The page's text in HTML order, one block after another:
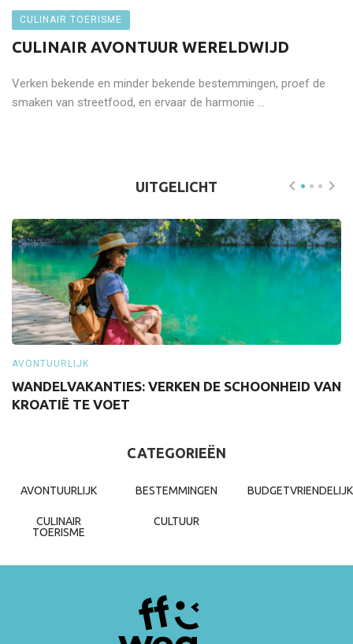
CULINAIR TOERISME
CULINAIR AVONTUUR WERELDWIJD
Verken bekende en minder bekende bestemmingen, proef de
smaken van streetfood, en ervaar de harmonie ...
UITGELICHT
AVONTUURLIJK
WANDELVAKANTIES: VERKEN DE SCHOONHEID VAN
KROATIË TE VOET
CATEGORIEËN
AVONTUURLIJK BESTEMMINGEN BUDGETVRIENDELIJK
CULINAIR
TOERISME
CULTUUR